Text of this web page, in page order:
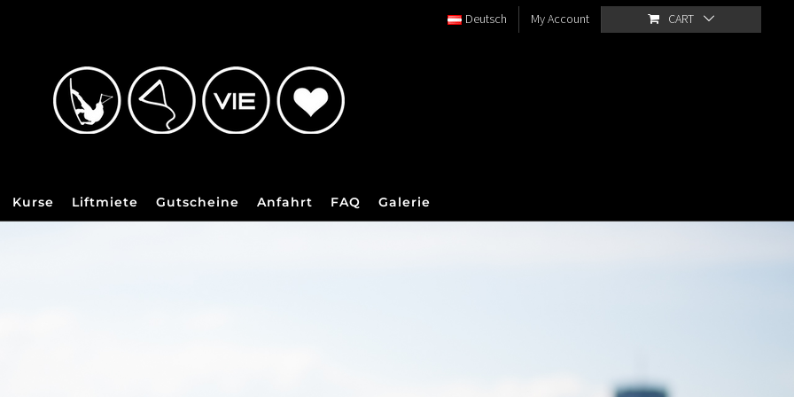
Deutsch My Account CART
Kurse Liftmiete Gutscheine Anfahrt FAQ Galerie